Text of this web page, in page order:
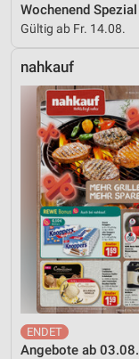
Wochenend Spezial
Gültig ab Fr. 14.08.
nahkauf
Angebote ab 03.08.